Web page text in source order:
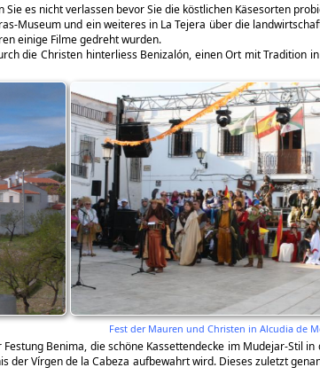
Sie es nicht verlassen bevor Sie die köstlichen Käsesorten
Museum und ein weiteres in La Tejera über die
einige Filme gedreht wurden.
die Christen hinterliess Benizalón, einen Ort mit Tradition
Fest der Mauren und Christen in Alcudia de
Benima, die schöne Kassettendecke im Mudejar-Stil
der Vírgen de la Cabeza aufbewahrt wird. Dieses zuletzt